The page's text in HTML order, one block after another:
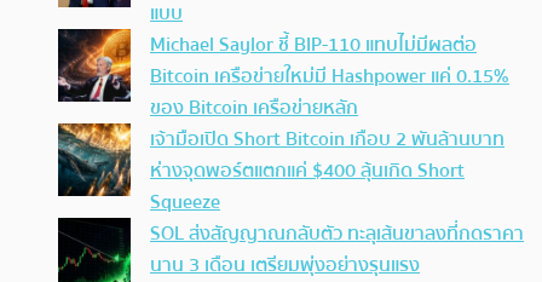
แบบ
Michael Saylor ชี้ BIP-110 แทบไม่มีผลต่อ
Bitcoin เครือข่ายใหม่มี Hashpower แค่ 0.15%
ของ Bitcoin เครือข่ายหลัก
เจ้ามือเปิด Short Bitcoin เกือบ 2 พันล้านบาท
ห่างจุดพอร์ตแตกแค่ $400 ลุ้นเกิด Short
Squeeze
SOL ส่งสัญญาณกลับตัว ทะลุเส้นขาลงที่กดราคา
นาน 3 เดือน เตรียมพุ่งอย่างรุนแรง